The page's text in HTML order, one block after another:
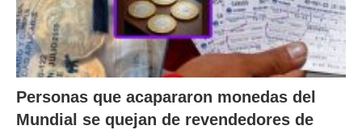
Personas que acapararon monedas del
Mundial se quejan de revendedores de